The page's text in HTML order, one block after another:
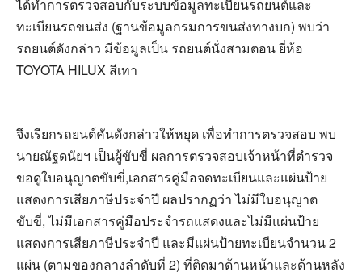
ได้ทำการตรวจสอบกับระบบข้อมูลทะเบียนรถยนต์และ
ทะเบียนรถขนส่ง (ฐานข้อมูลกรมการขนส่งทางบก) พบว่า
รถยนต์ดังกล่าว มีข้อมูลเป็น รถยนต์นั่งสามตอน ยี่ห้อ
TOYOTA HILUX สีเทา
จึงเรียกรถยนต์คันดังกล่าวให้หยุด เพื่อทำการตรวจสอบ พบ
นายณัฐดนัยฯ เป็นผู้ขับขี่ ผลการตรวจสอบเจ้าหน้าที่ตำรวจ
ขอดูใบอนุญาตขับขี่,เอกสารคู่มือจดทะเบียนและแผ่นป้าย
แสดงการเสียภาษีประจำปี ผลปรากฏว่า ไม่มีใบอนุญาต
ขับขี่, ไม่มีเอกสารคู่มือประจำรถแสดงและไม่มีแผ่นป้าย
แสดงการเสียภาษีประจำปี และมีแผ่นป้ายทะเบียนจำนวน 2
แผ่น (ตามของกลางลำดับที่ 2) ที่ติดมาด้านหน้าและด้านหลัง